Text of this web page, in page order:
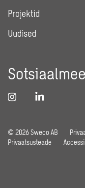
Projektid
Uudised
© 2026 Sweco AB
Privaatsusteade